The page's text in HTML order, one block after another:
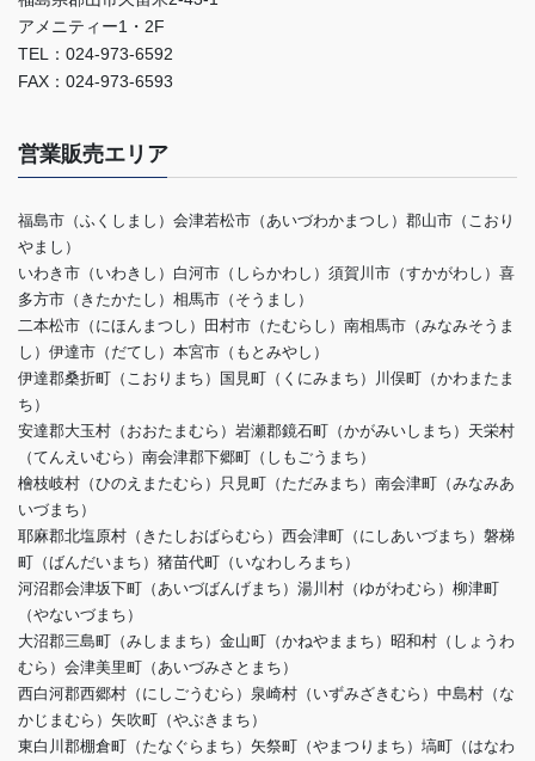
アメニティー1・2F
TEL：024-973-6592
FAX：024-973-6593
営業販売エリア
福島市（ふくしまし）会津若松市（あいづわかまつし）郡山市（こおり
やまし）
いわき市（いわきし）白河市（しらかわし）須賀川市（すかがわし）喜
多方市（きたかたし）相馬市（そうまし）
二本松市（にほんまつし）田村市（たむらし）南相馬市（みなみそうま
し）伊達市（だてし）本宮市（もとみやし）
伊達郡桑折町（こおりまち）国見町（くにみまち）川俣町（かわまたま
ち）
安達郡大玉村（おおたまむら）岩瀬郡鏡石町（かがみいしまち）天栄村
（てんえいむら）南会津郡下郷町（しもごうまち）
檜枝岐村（ひのえまたむら）只見町（ただみまち）南会津町（みなみあ
いづまち）
耶麻郡北塩原村（きたしおばらむら）西会津町（にしあいづまち）磐梯
町（ばんだいまち）猪苗代町（いなわしろまち）
河沼郡会津坂下町（あいづばんげまち）湯川村（ゆがわむら）柳津町
（やないづまち）
大沼郡三島町（みしままち）金山町（かねやままち）昭和村（しょうわ
むら）会津美里町（あいづみさとまち）
西白河郡西郷村（にしごうむら）泉崎村（いずみざきむら）中島村（な
かじまむら）矢吹町（やぶきまち）
東白川郡棚倉町（たなぐらまち）矢祭町（やまつりまち）塙町（はなわ